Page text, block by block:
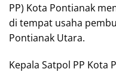
PP) Kota Pontianak
di tempat usaha
Pontianak Utara.
Kepala Satpol PP Kota